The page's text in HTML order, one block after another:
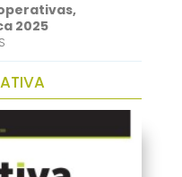
2025